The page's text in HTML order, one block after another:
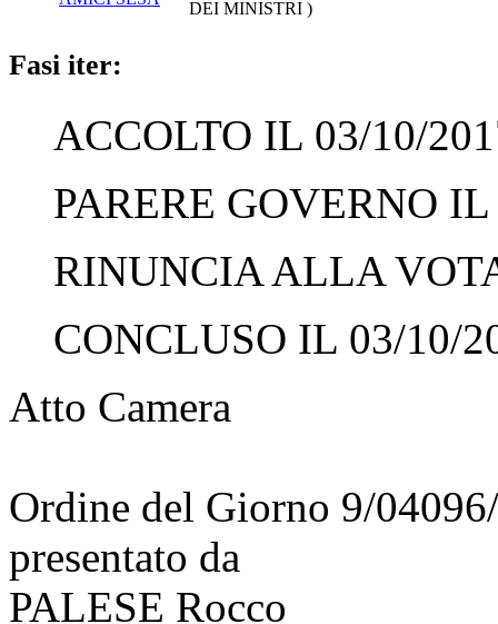
DEI MINISTRI )
Fasi iter:
ACCOLTO IL 03/10/
PARERE GOVERNO
RINUNCIA ALLA
CONCLUSO IL 03/10/
Atto Camera
Ordine del Giorno 9/
presentato da
PALESE Rocco